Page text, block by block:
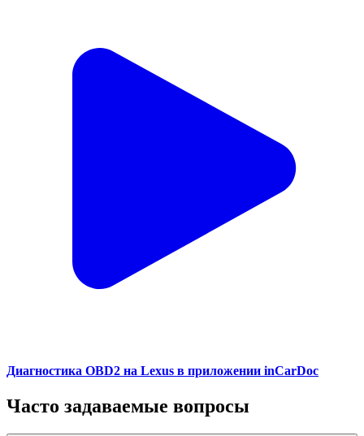
Диагностика OBD2 на Lexus в приложении inCarDoc
Часто задаваемые вопросы